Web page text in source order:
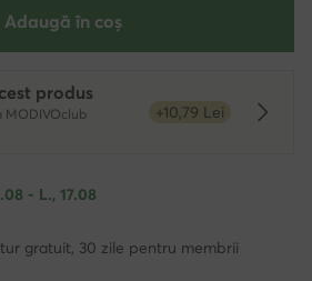
Adaugă în coș
produs
MODIVOclub
+10,79 Lei
- L., 17.08
gratuit, 30 zile pentru membrii